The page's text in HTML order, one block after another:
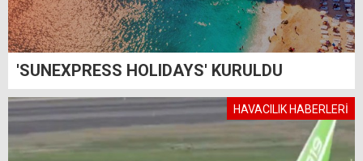
'SUNEXPRESS HOLIDAYS' KURULDU
HAVACILIK HABERLERİ